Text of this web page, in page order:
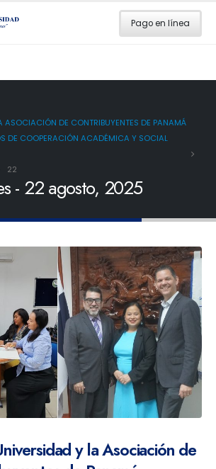
Pago en línea
ASOCIACIÓN DE CONTRIBUYENTES DE PANAMÁ
DE COOPERACIÓN ACADÉMICA Y SOCIAL
22
- 22 agosto, 2025
y la Asociación de